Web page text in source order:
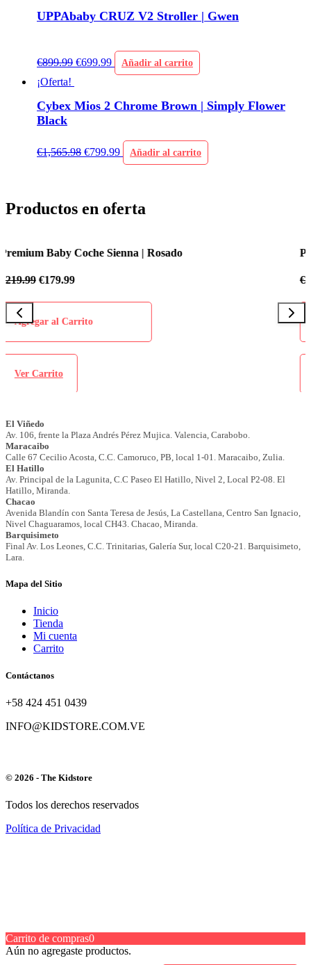
UPPAbaby CRUZ V2 Stroller | Gwen
€899.99 €699.99 Añadir al carrito
¡Oferta!
Cybex Mios 2 Chrome Brown | Simply Flower
Black
€1,565.98 €799.99 Añadir al carrito
Productos en oferta
Premium Baby Coche Sienna | Azul Celeste
Mapa del Sitio
Inicio
Tienda
Mi cuenta
Carrito
Contáctanos
+58 424 451 0439
INFO@KIDSTORE.COM.VE
© 2026 - The Kidstore
Todos los derechos reservados
Política de Privacidad
Carrito de compras0
Aún no agregaste productos.